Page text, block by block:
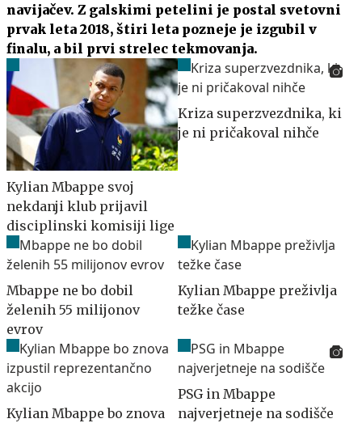
navijačev. Z galskimi petelini je postal svetovni
prvak leta 2018, štiri leta pozneje je izgubil v
finalu, a bil prvi strelec tekmovanja.
Kylian Mbappe svoj
nekdanji klub prijavil
disciplinski komisiji lige
Kriza superzvezdnika, ki
je ni pričakoval nihče
Mbappe ne bo dobil
želenih 55 milijonov
evrov
Kylian Mbappe preživlja
težke čase
Kylian Mbappe bo znova
PSG in Mbappe
najverjetneje na sodišče